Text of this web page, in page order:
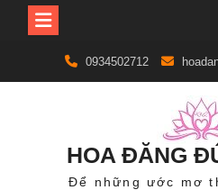
content
0934502712
HOA ĐĂNG
Để những ước mơ